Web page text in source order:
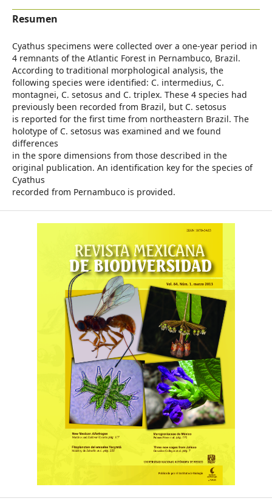
Resumen
Cyathus specimens were collected over a one-year period in
4 remnants of the Atlantic Forest in Pernambuco, Brazil.
According to traditional morphological analysis, the
following species were identified: C. intermedius, C.
montagnei, C. setosus and C. triplex. These 4 species had
previously been recorded from Brazil, but C. setosus
is reported for the first time from northeastern Brazil. The
holotype of C. setosus was examined and we found
differences
in the spore dimensions from those described in the
original publication. An identification key for the species of
Cyathus
recorded from Pernambuco is provided.